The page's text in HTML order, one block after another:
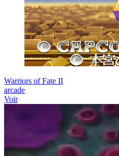
Warriors of Fate II
arcade
Voir